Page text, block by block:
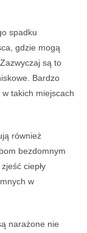
spadku
gdzie mogą
są to
Bardzo
takich miejscach
również
bezdomnym
ciepły
w
narażone nie